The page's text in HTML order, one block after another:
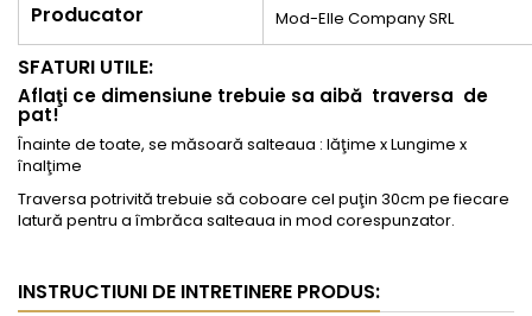
Producator Mod-Elle Company SRL
SFATURI UTILE:
Aflaţi ce dimensiune trebuie sa aibă traversa de
pat!
Înainte de toate, se măsoară salteaua : lăţime x Lungime x
înalţime
Traversa potrivită trebuie să coboare cel puţin 30cm pe fiecare
latură pentru a îmbrăca salteaua in mod corespunzator.
INSTRUCTIUNI DE INTRETINERE PRODUS: